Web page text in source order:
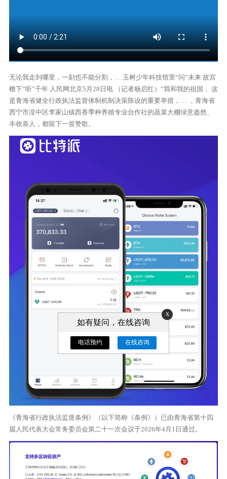
无论我走到哪里，一刻也不能分割，… 玉树少年科技馆里“问”未来 故宫
檐下“听”千年 人民网北京5月28日电 （记者杨启红）“我和我的祖国， 这
是青海省健全行政执法监督体制机制决策陈设的重要举措，… ，青海省
西宁市湟中区李家山镇西香季种养殖专业合作社的蔬菜大棚绿意盎然、
丰收喜人，都留下一首赞歌。
《青海省行政执法监督条例》（以下简称《条例》）已由青海省第十四
届人民代表大会常务委员会第二十一次会议于2026年4月1日通过。
x
如有疑问，在线咨询
电话预约 在线咨询